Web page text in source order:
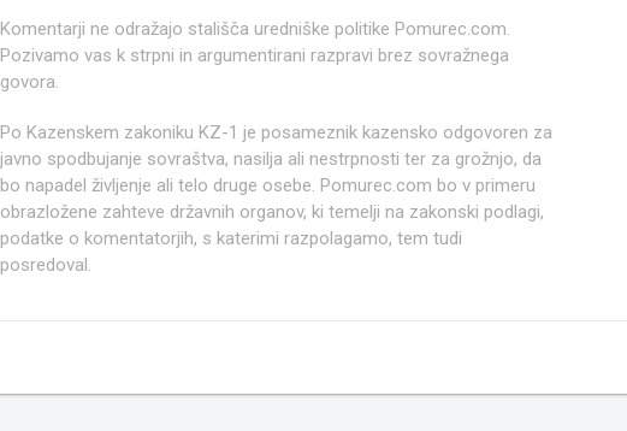
Komentarji ne odražajo stališča uredniške politike Pomurec.com.
Pozivamo vas k strpni in argumentirani razpravi brez sovražnega
govora.
Po Kazenskem zakoniku KZ-1 je posameznik kazensko odgovoren za
javno spodbujanje sovraštva, nasilja ali nestrpnosti ter za grožnjo, da
bo napadel življenje ali telo druge osebe. Pomurec.com bo v primeru
obrazložene zahteve državnih organov, ki temelji na zakonski podlagi,
podatke o komentatorjih, s katerimi razpolagamo, tem tudi
posredoval.